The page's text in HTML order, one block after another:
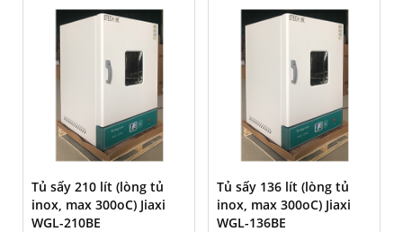
Tủ sấy 210 lít (lòng tủ
inox, max 300oC) Jiaxi
WGL-210BE
Tủ sấy 136 lít (lòng tủ
inox, max 300oC) Jiaxi
WGL-136BE